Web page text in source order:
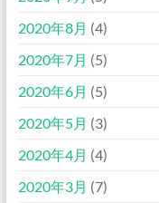
2020年8月 (4)
2020年7月 (5)
2020年6月 (5)
2020年5月 (3)
2020年4月 (4)
2020年3月 (7)